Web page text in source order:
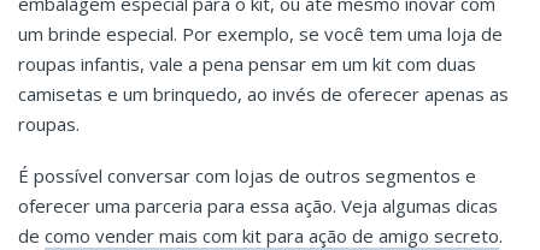
um brinde especial. Por exemplo, se você tem uma loja de
roupas infantis, vale a pena pensar em um kit com duas
camisetas e um brinquedo, ao invés de oferecer apenas as
roupas.
É possível conversar com lojas de outros segmentos e
oferecer uma parceria para essa ação. Veja algumas dicas
de como vender mais com kit para ação de amigo secreto.